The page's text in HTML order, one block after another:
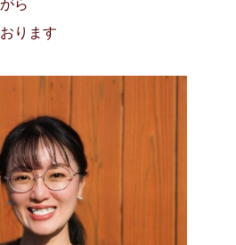
ら
ります